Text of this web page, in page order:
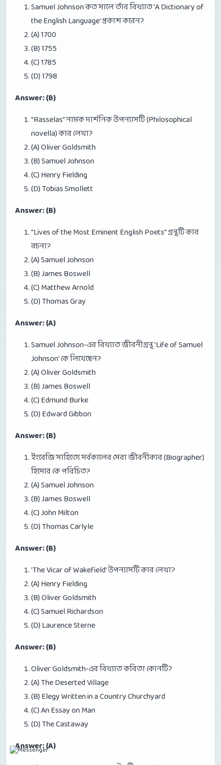
Samuel Johnson কত সালে তাঁর বিখ্যাত 'A Dictionary of
the English Language' প্রকাশ করেন?
(A) 1700
(B) 1755
(C) 1785
(D) 1798
Answer: (B)
"Rasselas" নামক দার্শনিক উপন্যাসটি (Philosophical
novella) কার লেখা?
(A) Oliver Goldsmith
(B) Samuel Johnson
(C) Henry Fielding
(D) Tobias Smollett
Answer: (B)
"Lives of the Most Eminent English Poets" গ্রন্থটি কার
রচনা?
(A) Samuel Johnson
(B) James Boswell
(C) Matthew Arnold
(D) Thomas Gray
Answer: (A)
Samuel Johnson-এর বিখ্যাত জীবনীগ্রন্থ 'Life of Samuel
Johnson' কে লিখেছেন?
(A) Oliver Goldsmith
(B) James Boswell
(C) Edmund Burke
(D) Edward Gibbon
Answer: (B)
ইংরেজি সাহিত্যে সর্বকালের সেরা জীবনীকার (Biographer)
হিসেবে কে পরিচিত?
(A) Samuel Johnson
(B) James Boswell
(C) John Milton
(D) Thomas Carlyle
Answer: (B)
'The Vicar of Wakefield' উপন্যাসটি কার লেখা?
(A) Henry Fielding
(B) Oliver Goldsmith
(C) Samuel Richardson
(D) Laurence Sterne
Answer: (B)
Oliver Goldsmith-এর বিখ্যাত কবিতা কোনটি?
(A) The Deserted Village
(B) Elegy Written in a Country Churchyard
(C) An Essay on Man
(D) The Castaway
Answer: (A)